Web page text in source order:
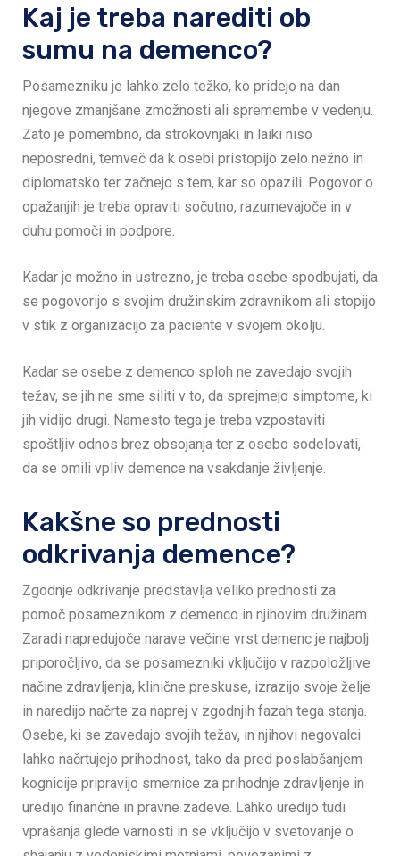
Kaj je treba narediti ob
sumu na demenco?
Posamezniku je lahko zelo težko, ko pridejo na dan
njegove zmanjšane zmožnosti ali spremembe v vedenju.
Zato je pomembno, da strokovnjaki in laiki niso
neposredni, temveč da k osebi pristopijo zelo nežno in
diplomatsko ter začnejo s tem, kar so opazili. Pogovor o
opažanjih je treba opraviti sočutno, razumevajoče in v
duhu pomoči in podpore.
Kadar je možno in ustrezno, je treba osebe spodbujati, da
se pogovorijo s svojim družinskim zdravnikom ali stopijo
v stik z organizacijo za paciente v svojem okolju.
Kadar se osebe z demenco sploh ne zavedajo svojih
težav, se jih ne sme siliti v to, da sprejmejo simptome, ki
jih vidijo drugi. Namesto tega je treba vzpostaviti
spoštljiv odnos brez obsojanja ter z osebo sodelovati,
da se omili vpliv demence na vsakdanje življenje.
Kakšne so prednosti
odkrivanja demence?
Zgodnje odkrivanje predstavlja veliko prednosti za
pomoč posameznikom z demenco in njihovim družinam.
Zaradi napredujoče narave večine vrst demenc je najbolj
priporočljivo, da se posamezniki vključijo v razpoložljive
načine zdravljenja, klinične preskuse, izrazijo svoje želje
in naredijo načrte za naprej v zgodnjih fazah tega stanja.
Osebe, ki se zavedajo svojih težav, in njihovi negovalci
lahko načrtujejo prihodnost, tako da pred poslabšanjem
kognicije pripravijo smernice za prihodnje zdravljenje in
uredijo finančne in pravne zadeve. Lahko uredijo tudi
vprašanja glede varnosti in se vključijo v svetovanje o